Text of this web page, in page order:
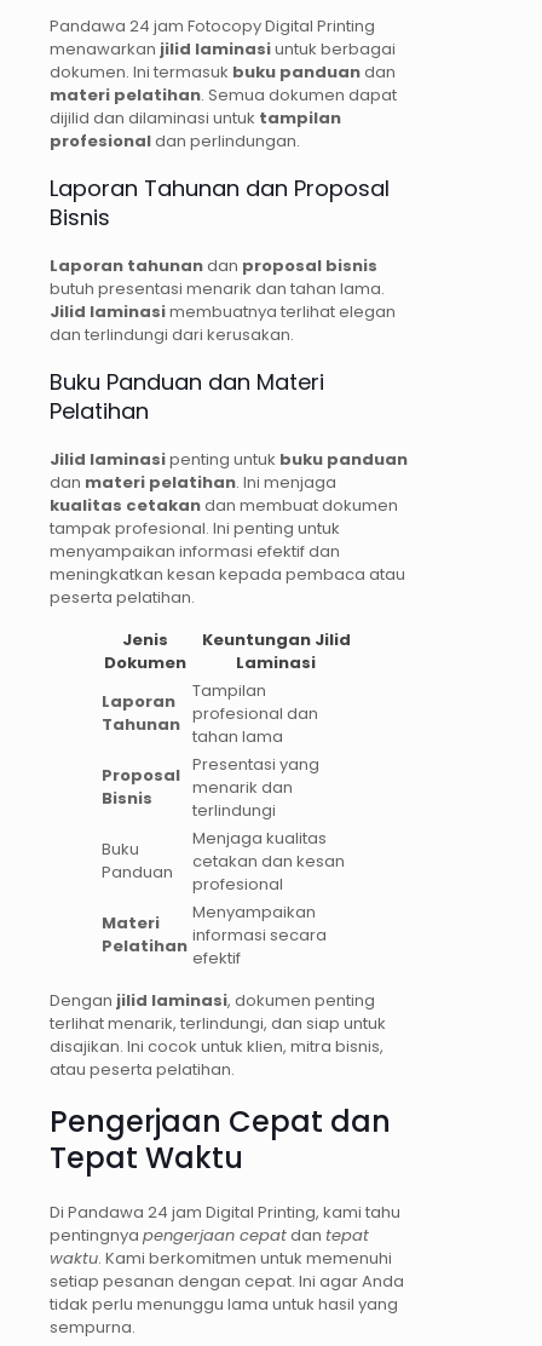
Pandawa 24 jam Fotocopy Digital Printing
menawarkan jilid laminasiuntuk berbagai
dokumen. Ini termasuk buku panduandan
materi pelatihan. Semua dokumen dapat
dijilid dan dilaminasi untuk tampilan
profesionaldan perlindungan.
Laporan Tahunan dan Proposal
Bisnis
Laporan tahunandan proposal bisnis
butuh presentasi menarik dan tahan lama.
Jilid laminasimembuatnya terlihat elegan
dan terlindungi dari kerusakan.
Buku Panduan dan Materi
Pelatihan
Jilid laminasipenting untuk buku panduan
dan materi pelatihan. Ini menjaga
kualitas cetakandan membuat dokumen
tampak profesional. Ini penting untuk
menyampaikan informasi efektif dan
meningkatkan kesan kepada pembaca atau
peserta pelatihan.
Jenis
Dokumen
Keuntungan Jilid
Laminasi
Laporan
Tahunan
Tampilan
profesional dan
tahan lama
Proposal
Bisnis
Presentasi yang
menarik dan
terlindungi
Buku
Panduan
Menjaga kualitas
cetakan dan kesan
profesional
Materi
Pelatihan
Menyampaikan
informasi secara
efektif
Dengan jilid laminasi, dokumen penting
terlihat menarik, terlindungi, dan siap untuk
disajikan. Ini cocok untuk klien, mitra bisnis,
atau peserta pelatihan.
Pengerjaan Cepat dan
Tepat Waktu
Di Pandawa 24 jam Digital Printing, kami tahu
pentingnya pengerjaan cepatdan tepat
waktu. Kami berkomitmen untuk memenuhi
setiap pesanan dengan cepat. Ini agar Anda
tidak perlu menunggu lama untuk hasil yang
sempurna.